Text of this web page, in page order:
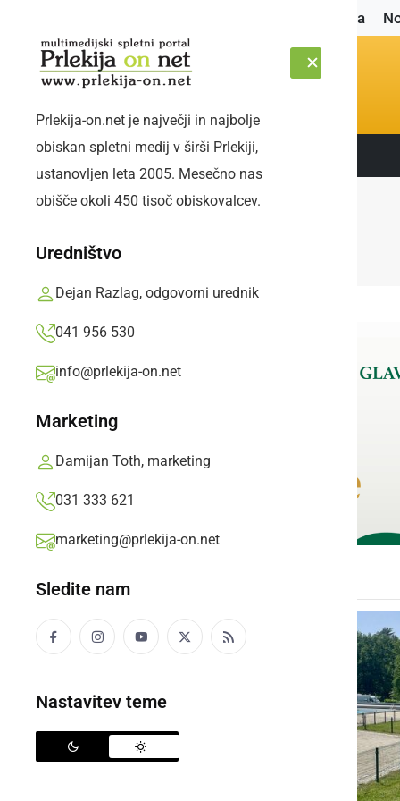
Naslovnica
ČETRTEK, 6. AVGUST 2026 Sledite nam:
Prlekija-on.net je največji in najbolje
obiskan spletni medij v širši Prlekiji,
ustanovljen leta 2005. Mesečno nas
obišče okoli 450 tisoč obiskovalcev.
Uredništvo
Dejan Razlag, odgovorni urednik
041 956 530
info@prlekija-on.net
Marketing
Damijan Toth, marketing
031 333 621
marketing@prlekija-on.net
Sledite nam
Nastavitev teme